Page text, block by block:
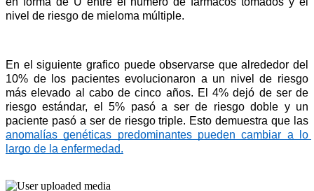
nivel de riesgo de mieloma múltiple.
En el siguiente grafico puede observarse que alrededor del
10% de los pacientes evolucionaron a un nivel de riesgo
más elevado al cabo de cinco años. El 4% dejó de ser de
riesgo estándar, el 5% pasó a ser de riesgo doble y un
anomalías genéticas predominantes pueden cambiar a lo
largo de la enfermedad.